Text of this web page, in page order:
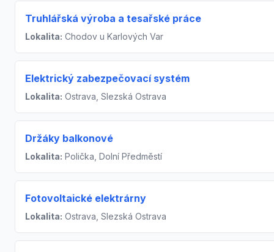
Truhlářská výroba a tesařské práce
Lokalita: Chodov u Karlových Var
Elektrický zabezpečovací systém
Lokalita: Ostrava, Slezská Ostrava
Držáky balkonové
Lokalita: Polička, Dolní Předměstí
Fotovoltaické elektrárny
Lokalita: Ostrava, Slezská Ostrava